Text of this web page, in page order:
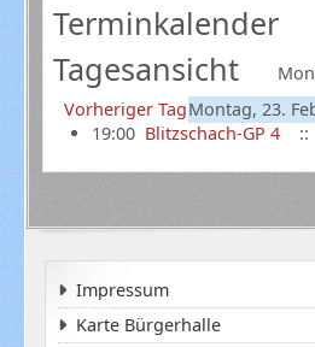
Terminkalender
Tagesansicht
Vorheriger TagMontag, 23.
19:00 Blitzschach-GP 4 ::
Impressum
Karte Bürgerhalle